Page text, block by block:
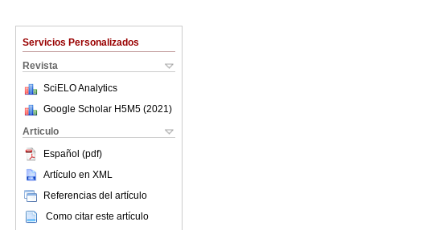
Servicios Personalizados
Revista
SciELO Analytics
Google Scholar H5M5 (2021 )
Articulo
Español (pdf)
Artículo en XML
Referencias del artículo
Como citar este artículo